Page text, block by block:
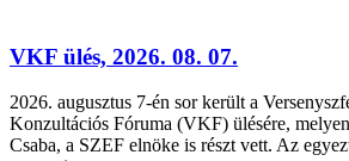
VKF ülés, 2026. 08. 07.
2026. augusztus 7-én sor került a
Konzultációs Fóruma (VKF) ülésére,
Csaba, a SZEF elnöke is részt vett. Az